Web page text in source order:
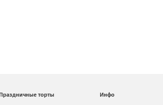
Праздничные торты Инфо